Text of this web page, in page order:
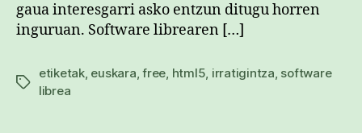
gaua interesgarri asko entzun ditugu horren
inguruan. Software librearen […]
Etiketak
etiketak, euskara,free, html5, irratigintza, software
librea